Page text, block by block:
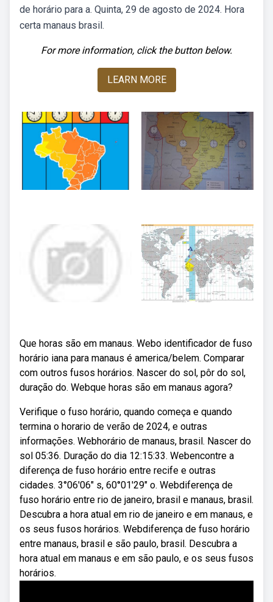
de horário para a. Quinta, 29 de agosto de 2024. Hora
certa manaus brasil.
For more information, click the button below.
LEARN MORE
Que horas são em manaus. Webo identificador de fuso
horário iana para manaus é america/belem. Comparar
com outros fusos horários. Nascer do sol, pôr do sol,
duração do. Webque horas são em manaus agora?
Verifique o fuso horário, quando começa e quando
termina o horario de verão de 2024, e outras
informações. Webhorário de manaus, brasil. Nascer do
sol 05:36. Duração do dia 12:15:33. Webencontre a
diferença de fuso horário entre recife e outras
cidades. 3°06′06″ s, 60°01′29″ o. Webdiferença de
fuso horário entre rio de janeiro, brasil e manaus, brasil.
Descubra a hora atual em rio de janeiro e em manaus, e
os seus fusos horários. Webdiferença de fuso horário
entre manaus, brasil e são paulo, brasil. Descubra a
hora atual em manaus e em são paulo, e os seus fusos
horários.